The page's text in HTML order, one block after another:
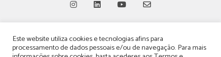
in
in
in
in
TERMOS, CONDIÇÕES & POLÍTICA DE PRIVACIDADE
Este website utiliza cookies e tecnologias afins para
processamento de dados pessoais e/ou de navegação. Para mais